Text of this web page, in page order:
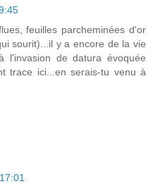
feuilles parcheminées d'or
sourit)...il y a encore de la vie
l'invasion de datura évoquée
trace ici...en serais-tu venu à